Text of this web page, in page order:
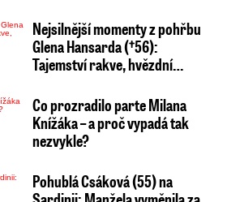
Nejsilnější momenty z pohřbu
Glena Hansarda (†56):
Tajemství rakve, hvězdní…
Co prozradilo parte Milana
Knížáka – a proč vypadá tak
nezvykle?
Pohublá Csáková (55) na